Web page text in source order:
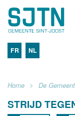
FR NL
Home De
STRIJD